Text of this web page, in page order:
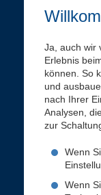
Ja, auch wir
Erlebnis
können. So
und
nach Ihrer
Analysen,
zur
Wenn
Wenn